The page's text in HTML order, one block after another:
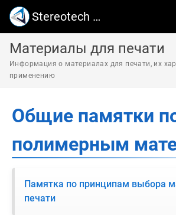
Stereotech Поддержка
Материалы для печати
Информация о материалах для печати, их
применению
Общие памятки
полимерным
Памятка по принципам выбора
печати